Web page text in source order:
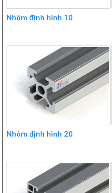
Nhôm định hình 10
Nhôm định hình 20